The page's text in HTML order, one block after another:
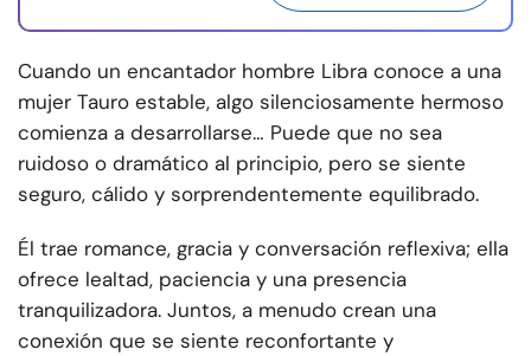
Cuando un encantador hombre Libra conoce a una
mujer Tauro estable, algo silenciosamente hermoso
comienza a desarrollarse… Puede que no sea
ruidoso o dramático al principio, pero se siente
seguro, cálido y sorprendentemente equilibrado.
Él trae romance, gracia y conversación reflexiva; ella
ofrece lealtad, paciencia y una presencia
tranquilizadora. Juntos, a menudo crean una
conexión que se siente reconfortante y